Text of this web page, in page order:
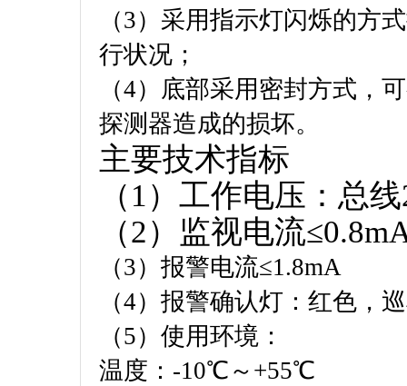
（3）采用指示灯闪烁的方
行状况；
（4）底部采用密封方式，
探测器造成的损坏。
主要技术指标
（1）工作电压：总
（2）监视电流
（3）报警电流≤1.8mA
（4）报警确认灯：红色，
（5）使用环境：
温度：-10℃～+55℃